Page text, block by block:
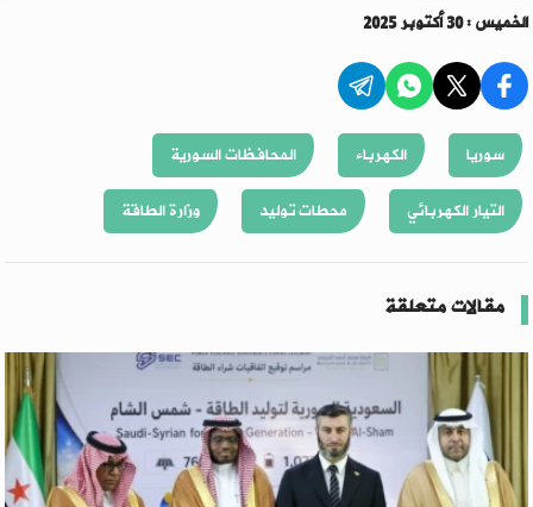
الخميس : 30 أكتوبر 2025
سوريا الكهرباء
المحافظات السورية
التيار الكهربائي
محطات توليد وزارة الطاقة
مقالات متعلقة